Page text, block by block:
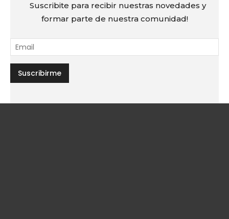
Suscribite para recibir nuestras novedades y
formar parte de nuestra comunidad!